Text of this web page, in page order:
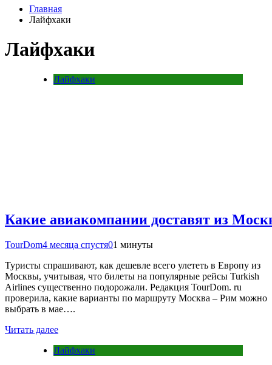
Главная
Лайфхаки
Лайфхаки
Лайфхаки
Какие авиакомпании доставят из
TourDom4 месяца спустя01 минуты
Туристы спрашивают, как дешевле всего улететь в Европу из
Москвы, учитывая, что билеты на популярные рейсы Turkish
Airlines существенно подорожали. Редакция TourDom. ru
проверила, какие варианты по маршруту Москва – Рим можно
выбрать в мае….
Читать далее
Лайфхаки